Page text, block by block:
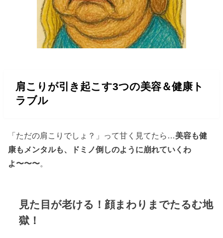
肩こりが引き起こす3つの美容＆健康ト
ラブル
「ただの肩こりでしょ？」って甘く見てたら… 美容も健
康もメンタルも、ドミノ倒しのように崩れていくわ
よ〜〜〜
見た目が老ける！顔まわりまでたるむ地
獄！